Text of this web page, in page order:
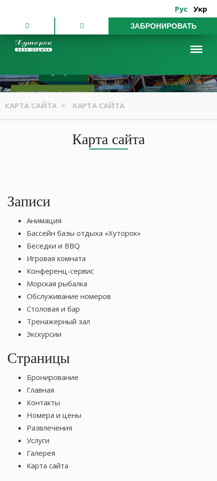
Рус Укр
ЗАБРОНИРОВАТЬ
КАРТА САЙТА > КАРТА САЙТА
Карта сайта
Записи
Анимация
Бассейн базы отдыха «Хуторок»
Беседки и BBQ
Игровая комната
Конференц-сервис
Морская рыбалка
Обслуживание номеров
Столовая и бар
Тренажерный зал
Экскурсии
Страницы
Бронирование
Главная
Контакты
Номера и цены
Развлечения
Услуги
Галерея
Карта сайта